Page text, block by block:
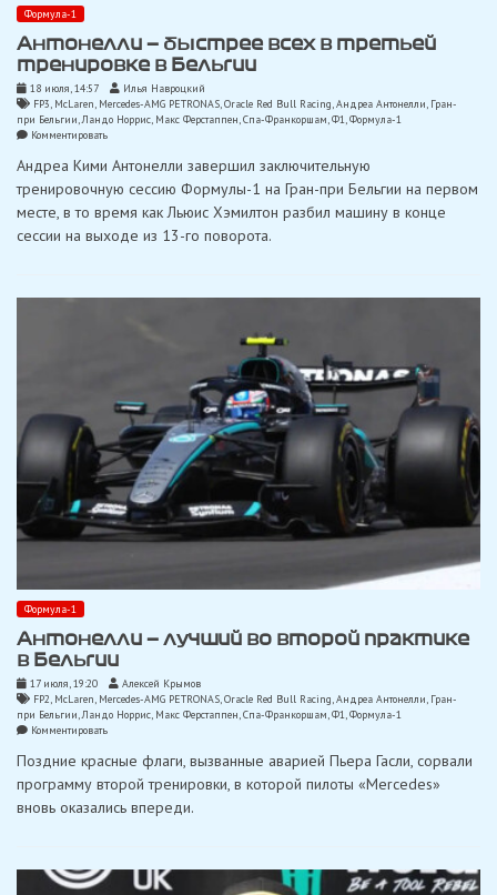
Формула-1
Антонелли — быстрее всех в третьей
тренировке в Бельгии
18 июля, 14:57
Илья Навроцкий
FP3, McLaren, Mercedes-AMG PETRONAS,Oracle Red Bull Racing,Андреа Антонелли, Гран-
при Бельгии,Ландо Норрис, Макс Ферстаппен,Спа-Франкоршам,Ф1,Формула-1
Комментироватьon
—
всех
в
тренировке
Андреа Кими Антонелли завершил заключительную
тренировочную сессию Формулы-1 на Гран-при Бельгии на первом
месте, в то время как Льюис Хэмилтон разбил машину в конце
сессии на выходе из 13-го поворота.
Формула-1
Антонелли — лучший во второй практике
в Бельгии
17 июля, 19:20
Алексей Крымов
FP2 McLaren Mercedes-AMG PETRONAS Oracle Red Bull Racing Андреа Антонелли Гран-
при Бельгии Ландо Норрис Макс Ферстаппен Спа-Франкоршам Ф1 Формула-1
Комментироватьon
—
во
второй
Поздние красные флаги, вызванные аварией Пьера Гасли, сорвали
программу второй тренировки, в которой пилоты «Mercedes»
вновь оказались впереди.